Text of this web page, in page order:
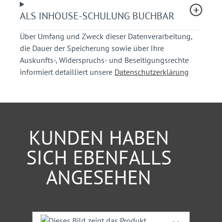
Sie erhalten praxisorientierte und kompetente
Vorschriften.
Sie erhalten Einblicke und Kenntnisse aus
einschlägiger Rechtsprechung.
Stadtverwaltung, Polizei
Hinweis:Ein Teilnehmer darf nicht angemeldeten
Personen das Mitteilnehmen nicht ermöglichen.
ALS INHOUSE-SCHULUNG BUCHBAR
Über Umfang und Zweck dieser Datenverarbeitung,
die Dauer der Speicherung sowie über Ihre
Auskunfts-, Widerspruchs- und Beseitigungsrechte
informiert detailliert unsere Datenschutzerklärung
KUNDEN HABEN
SICH EBENFALLS
ANGESEHEN
Produktgalerie überspringen